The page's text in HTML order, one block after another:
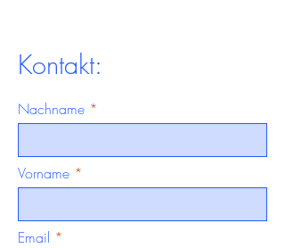
Kontakt:
Nachname
Vorname
Email